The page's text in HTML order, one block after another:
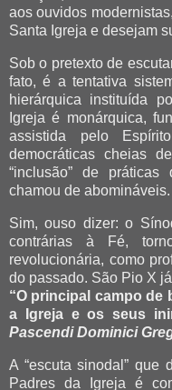
aos ouvidos
Santa Igreja e desejam
Sob o pretexto de
fato, é a tentativa
hierárquica instituída
Igreja é monárquica,
assistida pelo
democráticas cheias
“inclusão” de
chamou de abomináveis.
Sim, ouso dizer: o
contrárias à Fé,
revolucionária, como
do passado. São Pio X
“O principal campo de
a Igreja e os seus
Pascendi Dominici
A “escuta sinodal” que
Padres da Igreja é